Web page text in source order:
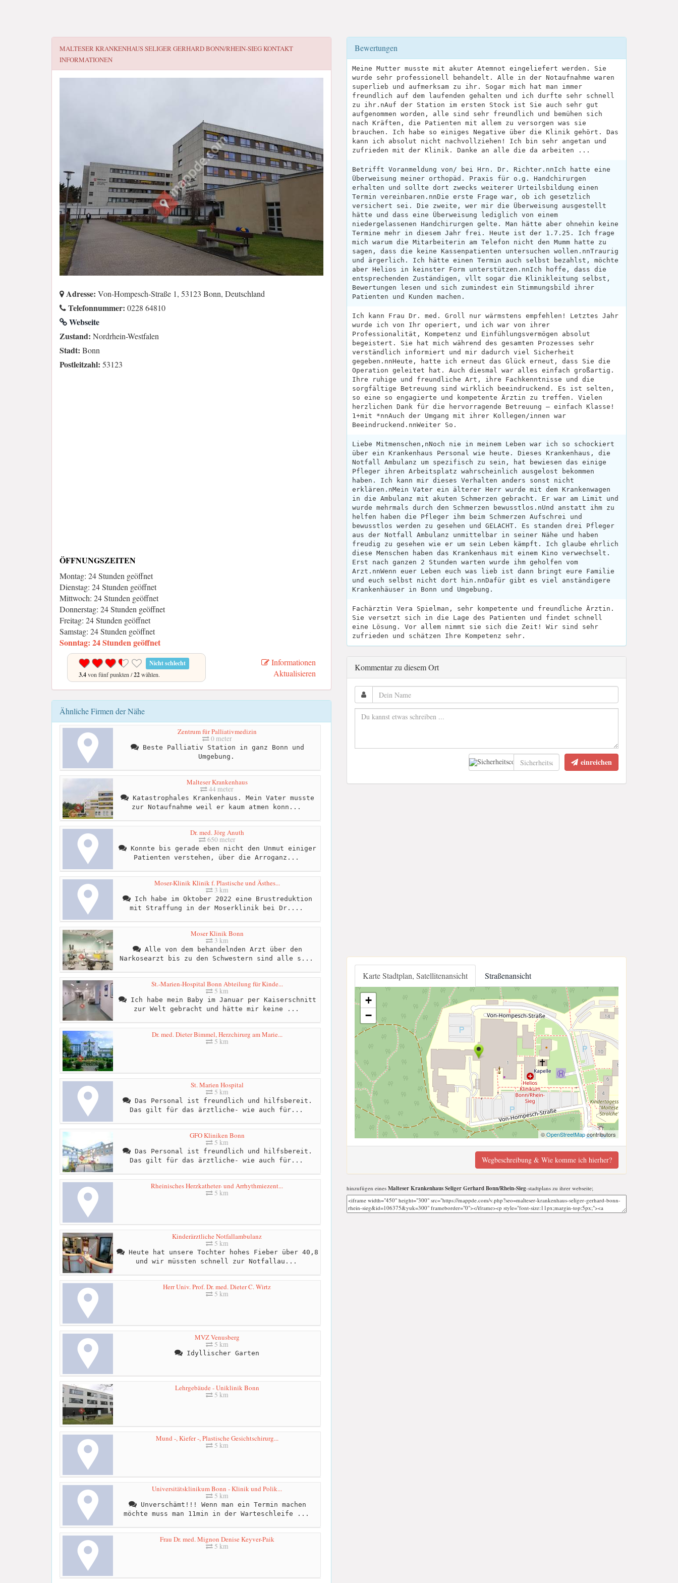
MALTESER KRANKENHAUS SELIGER GERHARD BONN/RHEIN-SIEGKONTAKT
INFORMATIONEN
Adresse: Von-Hompesch-Straße 1, 53123 Bonn, Deutschland
Telefonnummer: 0228 64810
Webseite
Zustand: Nordrhein-Westfalen
Stadt: Bonn
Postleitzahl: 53123
ÖFFNUNGSZEITEN
Montag: 24 Stunden geöffnet
Dienstag: 24 Stunden geöffnet
Mittwoch: 24 Stunden geöffnet
Donnerstag: 24 Stunden geöffnet
Freitag: 24 Stunden geöffnet
Samstag: 24 Stunden geöffnet
Sonntag: 24 Stunden geöffnet
Nicht schlecht
3.4von fünf punkten /22wählen.
Informationen
Aktualisieren
Ähnliche Firmen der Nähe
Zentrum für Palliativmedizin
0 meter
Beste Palliativ Station in ganz Bonn und
Umgebung.
Malteser Krankenhaus
44 meter
Katastrophales Krankenhaus. Mein Vater musste
zur Notaufnahme weil er kaum atmen konn...
Dr. med. Jörg Anuth
650 meter
Konnte bis gerade eben nicht den Unmut einiger
Patienten verstehen, über die Arroganz...
Moser-Klinik Klinik f. Plastische und Ästhes...
3 km
Ich habe im Oktober 2022 eine Brustreduktion
mit Straffung in der Moserklinik bei Dr....
Moser Klinik Bonn
3 km
Alle von dem behandelnden Arzt über den
Narkosearzt bis zu den Schwestern sind alle s...
St.-Marien-Hospital Bonn Abteilung für Kinde...
5 km
Ich habe mein Baby im Januar per Kaiserschnitt
zur Welt gebracht und hätte mir keine ...
Dr. med. Dieter Bimmel, Herzchirurg am Marie...
5 km
St. Marien Hospital
5 km
Das Personal ist freundlich und hilfsbereit.
Das gilt für das ärztliche- wie auch für...
GFO Kliniken Bonn
5 km
Das Personal ist freundlich und hilfsbereit.
Das gilt für das ärztliche- wie auch für...
Rheinisches Herzkatheter- und Arrhythmiezent...
5 km
Kinderärztliche Notfallambulanz
5 km
Heute hat unsere Tochter hohes Fieber über 40,8
und wir müssten schnell zur Notfallau...
Herr Univ. Prof. Dr. med. Dieter C. Wirtz
5 km
MVZ Venusberg
5 km
Idyllischer Garten
Lehrgebäude - Uniklinik Bonn
5 km
Mund -, Kiefer -, Plastische Gesichtschirurg...
5 km
Universitätsklinikum Bonn - Klinik und Polik...
5 km
Unverschämt!!! Wenn man ein Termin machen
möchte muss man 11min in der Warteschleife ...
Frau Dr. med. Mignon Denise Keyver-Paik
5 km
Bewertungen
Meine Mutter musste mit akuter Atemnot eingeliefert werden. Sie
wurde sehr professionell behandelt. Alle in der Notaufnahme waren
superlieb und aufmerksam zu ihr. Sogar mich hat man immer
freundlich auf dem laufenden gehalten und ich durfte sehr schnell
zu ihr.nAuf der Station im ersten Stock ist Sie auch sehr gut
aufgenommen worden, alle sind sehr freundlich und bemühen sich
nach Kräften, die Patienten mit allem zu versorgen was sie
brauchen. Ich habe so einiges Negative über die Klinik gehört. Das
kann ich absolut nicht nachvollziehen! Ich bin sehr angetan und
zufrieden mit der Klinik. Danke an alle die da arbeiten ...
Betrifft Voranmeldung von/ bei Hrn. Dr. Richter.nnIch hatte eine
Überweisung meiner orthopäd. Praxis für o.g. Handchirurgen
erhalten und sollte dort zwecks weiterer Urteilsbildung einen
Termin vereinbaren.nnDie erste Frage war, ob ich gesetzlich
versichert sei. Die zweite, wer mir die Überweisung ausgestellt
hätte und dass eine Überweisung lediglich von einem
niedergelassenen Handchirurgen gelte. Man hätte aber ohnehin keine
Termine mehr in diesem Jahr frei. Heute ist der 1.7.25. Ich frage
mich warum die Mitarbeiterin am Telefon nicht den Mumm hatte zu
sagen, dass die keine Kassenpatienten untersuchen wollen.nnTraurig
und ärgerlich. Ich hätte einen Termin auch selbst bezahlst, möchte
aber Helios in keinster Form unterstützen.nnIch hoffe, dass die
entsprechenden Zuständigen, vllt sogar die Klinikleitung selbst,
Bewertungen lesen und sich zumindest ein Stimmungsbild ihrer
Patienten und Kunden machen.
Ich kann Frau Dr. med. Groll nur wärmstens empfehlen! Letztes Jahr
wurde ich von Ihr operiert, und ich war von ihrer
Professionalität, Kompetenz und Einfühlungsvermögen absolut
begeistert. Sie hat mich während des gesamten Prozesses sehr
verständlich informiert und mir dadurch viel Sicherheit
gegeben.nnHeute, hatte ich erneut das Glück erneut, dass Sie die
Operation geleitet hat. Auch diesmal war alles einfach großartig.
Ihre ruhige und freundliche Art, ihre Fachkenntnisse und die
sorgfältige Betreuung sind wirklich beeindruckend. Es ist selten,
so eine so engagierte und kompetente Ärztin zu treffen. Vielen
herzlichen Dank für die hervorragende Betreuung – einfach Klasse!
1+mit *nnAuch der Umgang mit ihrer Kollegen/innen war
Beeindruckend.nnWeiter So.
Liebe Mitmenschen,nNoch nie in meinem Leben war ich so schockiert
über ein Krankenhaus Personal wie heute. Dieses Krankenhaus, die
Notfall Ambulanz um spezifisch zu sein, hat bewiesen das einige
Pfleger ihren Arbeitsplatz wahrscheinlich ausgelost bekommen
haben. Ich kann mir dieses Verhalten anders sonst nicht
erklären.nMein Vater ein älterer Herr wurde mit dem Krankenwagen
in die Ambulanz mit akuten Schmerzen gebracht. Er war am Limit und
wurde mehrmals durch den Schmerzen bewusstlos.nUnd anstatt ihm zu
helfen haben die Pfleger ihm beim Schmerzen Aufschrei und
bewusstlos werden zu gesehen und GELACHT. Es standen drei Pfleger
aus der Notfall Ambulanz unmittelbar in seiner Nähe und haben
freudig zu gesehen wie er um sein Leben kämpft. Ich glaube ehrlich
diese Menschen haben das Krankenhaus mit einem Kino verwechselt.
Erst nach ganzen 2 Stunden warten wurde ihm geholfen vom
Arzt.nnWenn euer Leben euch was lieb ist dann bringt eure Familie
und euch selbst nicht dort hin.nnDafür gibt es viel anständigere
Krankenhäuser in Bonn und Umgebung.
Fachärztin Vera Spielman, sehr kompetente und freundliche Ärztin.
Sie versetzt sich in die Lage des Patienten und findet schnell
eine Lösung. Vor allem nimmt sie sich die Zeit! Wir sind sehr
zufrieden und schätzen Ihre Kompetenz sehr.
Kommentar zu diesem Ort
einreichen
Karte Stadtplan, Satellitenansicht Straßenansicht
+
−
©OpenStreetMapcontributors
Wegbeschreibung & Wie komme ich hierher?
hinzufügen eines Malteser Krankenhaus Seliger Gerhard Bonn/Rhein-Sieg-stadtplans zu ihrer webseite;